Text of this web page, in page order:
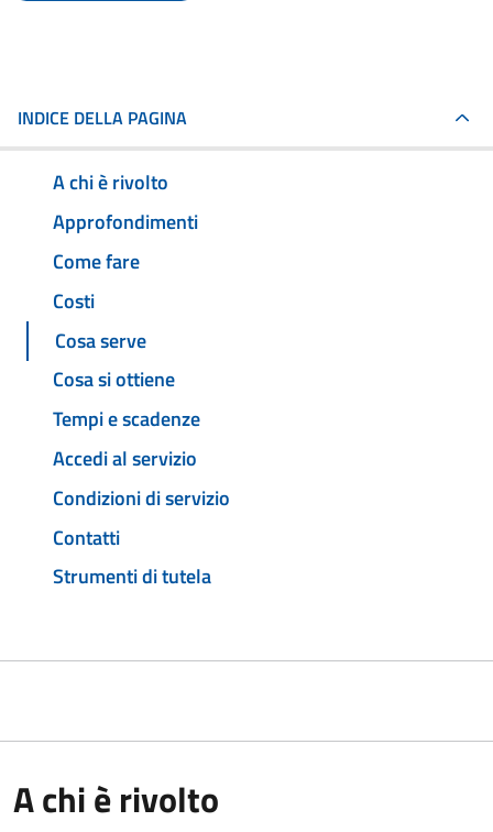
INDICE DELLA PAGINA
A chi è rivolto
Approfondimenti
Come fare
Costi
Cosa serve
Cosa si ottiene
Tempi e scadenze
Accedi al servizio
Condizioni di servizio
Contatti
Strumenti di tutela
A chi è rivolto